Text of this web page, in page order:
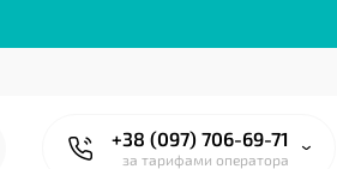
+38 (097) 706-69-71
за тарифами оператора